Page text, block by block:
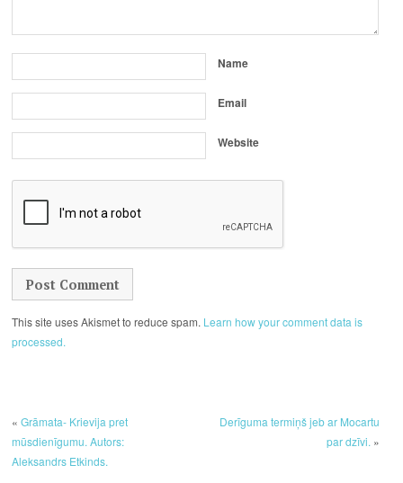
Name
Email
Website
This site uses Akismet to reduce spam. Learn how your comment data is
processed.
«Grāmata- Krievija pret
mūsdienīgumu. Autors:
Aleksandrs Etkinds.
Derīguma termiņš jeb ar Mocartu
par dzīvi. »